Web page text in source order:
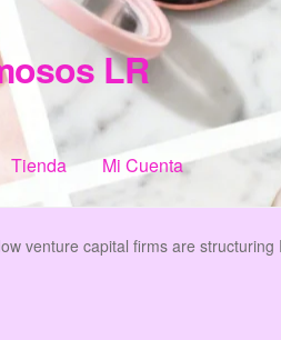
LR
Tienda Mi Cuenta
Información de Compra My
venture capital firms are